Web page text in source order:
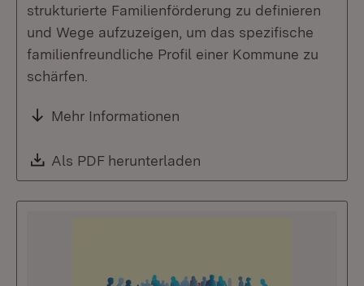
strukturierte Familienförderung zu definieren
und Wege aufzuzeigen, um das spezifische
familienfreundliche Profil einer Kommune zu
schärfen.
Mehr Informationen
Download:
Als PDF herunterladen